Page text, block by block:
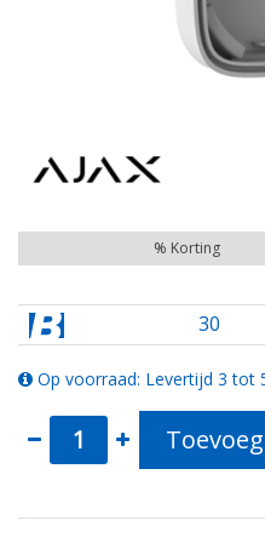
% Korting
30
Op voorraad: Levertijd 3 tot